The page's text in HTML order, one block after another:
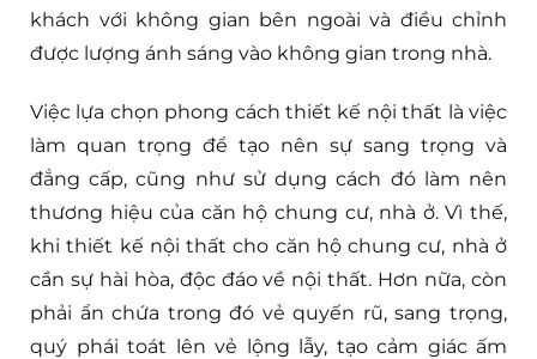
khách với không gian bên ngoài và điều chỉnh
được lượng ánh sáng vào không gian trong nhà.
Việc lựa chọn phong cách thiết kế nội thất là việc
làm quan trọng để tạo nên sự sang trọng và
đẳng cấp, cũng như sử dụng cách đó làm nên
thương hiệu của căn hộ chung cư, nhà ở. Vì thế,
khi thiết kế nội thất cho căn hộ chung cư, nhà ở
cần sự hài hòa, độc đáo về nội thất. Hơn nữa, còn
phải ẩn chứa trong đó vẻ quyến rũ, sang trọng,
quý phái toát lên vẻ lộng lẫy, tạo cảm giác ấm